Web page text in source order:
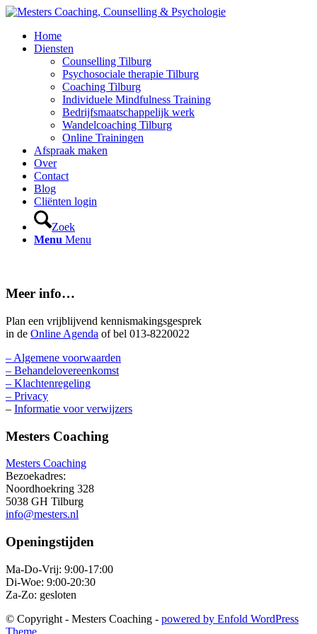
Home
Diensten
Counselling Tilburg
Psychosociale therapie Tilburg
Coaching Tilburg
Individuele Mindfulness Training
Bedrijfsmaatschappelijk werk
Wandelcoaching Tilburg
Online Trainingen
Afspraak maken
Over
Contact
Blog
Cliënten login
Zoek
Menu Menu
Meer info…
Plan een vrijblijvend kennismakingsgesprek
in de Online Agenda of bel 013-8220022
– Algemene voorwaarden
– Behandelovereenkomst
– Klachtenregeling
– Privacy
– Informatie voor verwijzers
Mesters Coaching
Mesters Coaching
Bezoekadres:
Noordhoekring 328
5038 GH Tilburg
info@mesters.nl
Openingstijden
Ma-Do-Vrij: 9:00-17:00
Di-Woe: 9:00-20:30
Za-Zo: gesloten
© Copyright - Mesters Coaching - powered by Enfold WordPress
Theme